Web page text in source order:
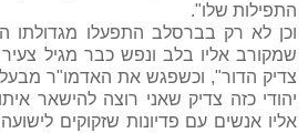
התפילות שלו"
.
וכן לא רק בברסלב התפעלו מגדולתו
שמקורב אליו בלב ונפש כבר מגיל
צדיק הדור", וכשפגש את האדמו"ר
יהודי כזה צדיק שאני רוצה להישאר
אליו אנשים עם פדיונות שזקוקים